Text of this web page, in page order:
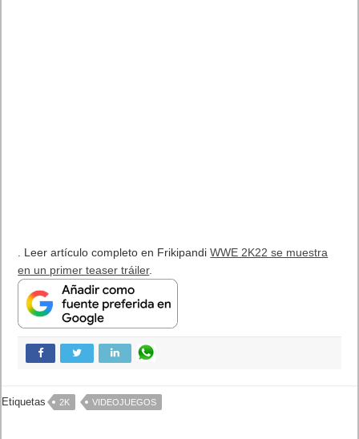
. Leer artículo completo en FrikipandiWWE 2K22 se muestra
en un primer teaser tráiler.
Etiquetas 2K VIDEOJUEGOS